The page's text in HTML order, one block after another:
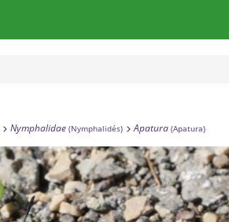
Nymphalidae (Nymphalidés) Apatura (Apatura)